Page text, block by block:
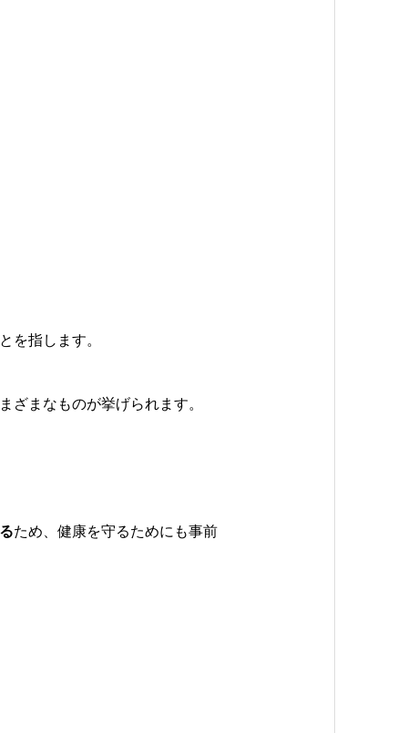
を指します。
ざまなものが挙げられます。
ため、健康を守るためにも事前